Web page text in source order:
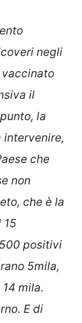
negli
il
la
intervenire,
che
non
che è la
15
positivi
5mila,
mila.
E di